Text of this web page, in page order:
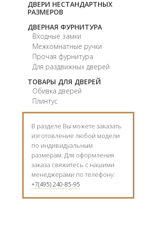
ДВЕРИ НЕСТАНДАРТНЫХ
РАЗМЕРОВ
ДВЕРНАЯ ФУРНИТУРА
Входные замки
Межкомнатные ручки
Прочая фурнитура
Для раздвижных дверей
ТОВАРЫ ДЛЯ ДВЕРЕЙ
Обивка дверей
Плинтус
В разделе Вы можете заказать
изготовление любой модели
по индивидуальным
размерам. Для оформления
заказа свяжитесь с нашими
менеджерами по телефону:
+7(495) 240-85-95